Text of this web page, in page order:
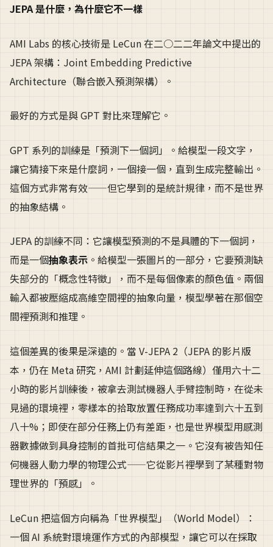
JEPA 是什麼，為什麼它不一樣
AMI Labs 的核心技術是 LeCun 在二○二二年論文中提出的
JEPA 架構：Joint Embedding Predictive
Architecture（聯合嵌入預測架構）。
最好的方式是與 GPT 對比來理解它。
GPT 系列的訓練是「預測下一個詞」。給模型一段文字，
讓它猜接下來是什麼詞，一個接一個，直到生成完整輸出。
這個方式非常有效——但它學到的是統計規律，而不是世界
的抽象結構。
JEPA 的訓練不同：它讓模型預測的不是具體的下一個詞，
而是一個抽象表示 。給模型一張圖片的一部分，它要預測缺
失部分的「概念性特徵」，而不是每個像素的顏色值。兩個
輸入都被壓縮成高維空間裡的抽象向量，模型學著在那個空
間裡預測和推理。
這個差異的後果是深遠的。當 V-JEPA 2（JEPA 的影片版
本，仍在 Meta 研究，AMI 計劃延伸這個路線）僅用六十二
小時的影片訓練後，被拿去測試機器人手臂控制時，在從未
見過的環境裡，零樣本的拾取放置任務成功率達到六十五到
八十%；即使在部分任務上仍有差距，也是世界模型用感測
器數據做到具身控制的首批可信結果之一。它沒有被告知任
何機器人動力學的物理公式——它從影片裡學到了某種對物
理世界的「預感」。
LeCun 把這個方向稱為「世界模型」（World Model）：
一個 AI 系統對環境運作方式的內部模型，讓它可以在採取